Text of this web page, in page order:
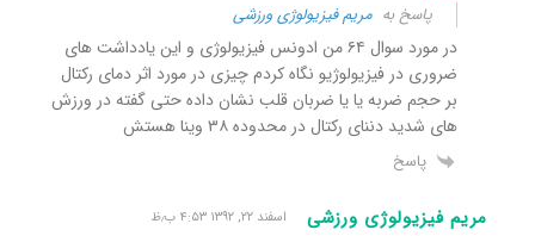
پاسخ به مریم فیزیولوژی ورزشی
در مورد سوال ۶۴ من ادونس فیزیولوژی و این یادداشت های
ضروری در فیزیولوژیو نگاه کردم چیزی در مورد اثر دمای رکتال
بر حجم ضربه یا یا ضربان قلب نشان داده حتی گفته در ورزش
های شدید دننای رکتال در محدوده ۳۸ وینا هستش
پاسخ
مریم فیزیولوژی ورزشی اسفند ۲۲, ۱۳۹۲ ۴:۵۳ ب٫ظ